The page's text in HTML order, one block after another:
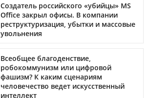
Создатель российского «убийцы» MS
Office закрыл офисы. В компании
реструктуризация, убытки и массовые
увольнения
Всеобщее благоденствие,
робокоммунизм или цифровой
фашизм? К каким сценариям
человечество ведет искусственный
интеллект